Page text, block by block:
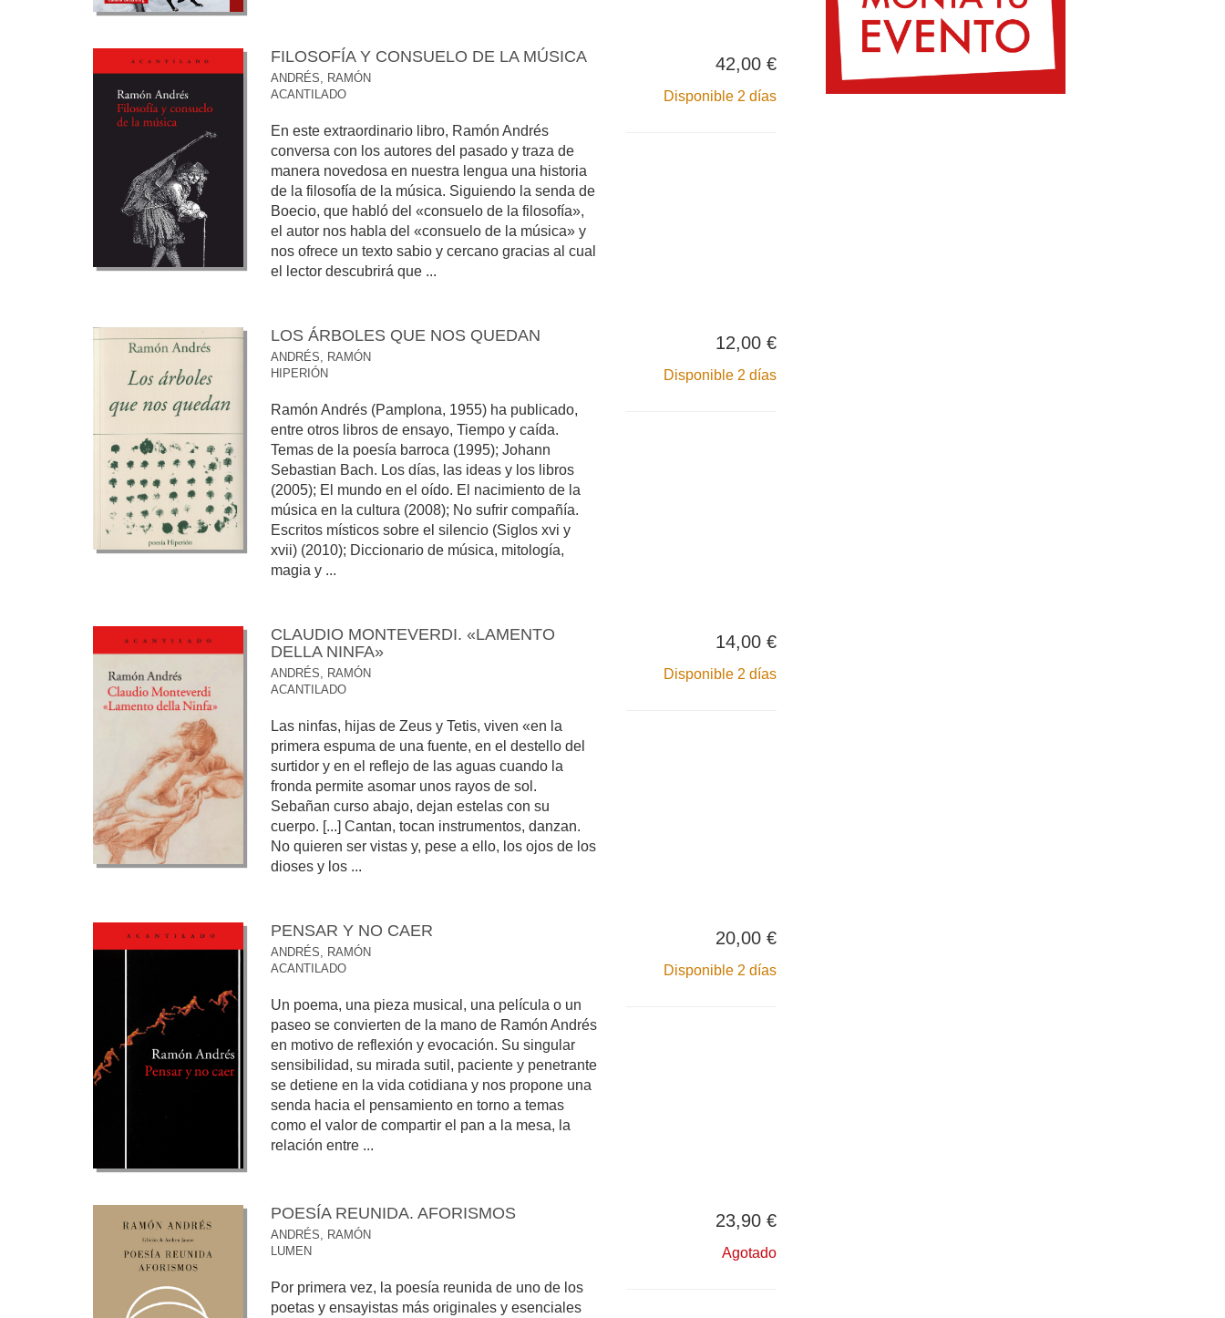
FILOSOFÍA Y CONSUELO DE LA MÚSICA
ANDRÉS, RAMÓN
ACANTILADO
En este extraordinario libro, Ramón Andrés
conversa con los autores del pasado y traza de
manera novedosa en nuestra lengua una historia
de la filosofía de la música. Siguiendo la senda de
Boecio, que habló del «consuelo de la filosofía»,
el autor nos habla del «consuelo de la música» y
nos ofrece un texto sabio y cercano gracias al cual
el lector descubrirá que ...
42,00 €
Disponible 2 días
LOS ÁRBOLES QUE NOS QUEDAN
ANDRÉS, RAMÓN
HIPERIÓN
Ramón Andrés (Pamplona, 1955) ha publicado,
entre otros libros de ensayo, Tiempo y caída.
Temas de la poesía barroca (1995); Johann
Sebastian Bach. Los días, las ideas y los libros
(2005); El mundo en el oído. El nacimiento de la
música en la cultura (2008); No sufrir compañía.
Escritos místicos sobre el silencio (Siglos xvi y
xvii) (2010); Diccionario de música, mitología,
magia y ...
12,00 €
Disponible 2 días
CLAUDIO MONTEVERDI. «LAMENTO
DELLA NINFA»
ANDRÉS, RAMÓN
ACANTILADO
Las ninfas, hijas de Zeus y Tetis, viven «en la
primera espuma de una fuente, en el destello del
surtidor y en el reflejo de las aguas cuando la
fronda permite asomar unos rayos de sol.
Sebañan curso abajo, dejan estelas con su
cuerpo. [...] Cantan, tocan instrumentos, danzan.
No quieren ser vistas y, pese a ello, los ojos de los
dioses y los ...
14,00 €
Disponible 2 días
PENSAR Y NO CAER
ANDRÉS, RAMÓN
ACANTILADO
Un poema, una pieza musical, una película o un
paseo se convierten de la mano de Ramón Andrés
en motivo de reflexión y evocación. Su singular
sensibilidad, su mirada sutil, paciente y penetrante
se detiene en la vida cotidiana y nos propone una
senda hacia el pensamiento en torno a temas
como el valor de compartir el pan a la mesa, la
relación entre ...
20,00 €
Disponible 2 días
POESÍA REUNIDA. AFORISMOS
ANDRÉS, RAMÓN
LUMEN
Por primera vez, la poesía reunida de uno de los
poetas y ensayistas más originales y esenciales
23,90 €
Agotado